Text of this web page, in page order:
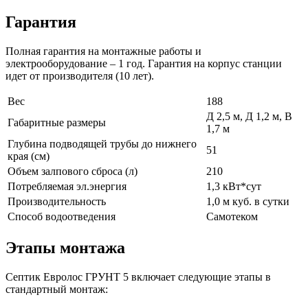
Гарантия
Полная гарантия на монтажные работы и
электрооборудование – 1 год. Гарантия на корпус станции
идет от производителя (10 лет).
Вес
188
Габаритные размеры
Д 2,5 м, Д 1,2 м, В
1,7 м
Глубина подводящей трубы до нижнего
края (см)
51
Объем залпового сброса (л)
210
Потребляемая эл.энергия
1,3 кВт*сут
Производительность
1,0 м куб. в сутки
Способ водоотведения
Самотеком
Этапы монтажа
Септик Евролос ГРУНТ 5 включает следующие этапы в
стандартный монтаж: